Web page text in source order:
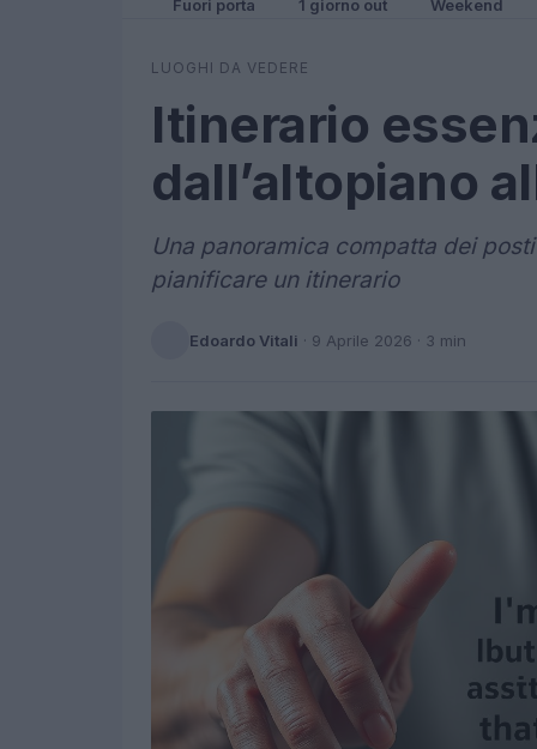
Fuori porta 1 giorno out Weekend
LUOGHI DA VEDERE
Itinerario
dall’altopiano
Una panoramica compatta dei
pianificare un itinerario
Edoardo Vitali · 9 Aprile 2026 · 3 min